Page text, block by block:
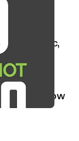
and Recovery
Ozempic,
& How